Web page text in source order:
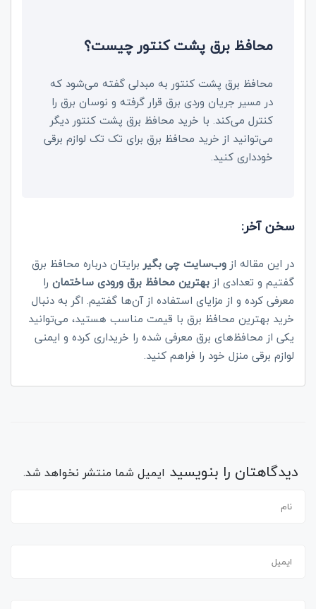
محافظ برق پشت کنتور چیست؟
محافظ برق پشت کنتور به مبدلی گفته می‌شود که
در مسیر جریان وردی برق قرار گرفته و نوسان برق را
کنترل می‌کند. با خرید محافظ برق پشت کنتور دیگر
می‌توانید از خرید محافظ برق برای تک تک لوازم برقی
خودداری کنید.
سخن آخر:
در این مقاله از وب‌سایت چی بگیر برایتان درباره محافظ برق
گفتیم و تعدادی از بهترین محافظ برق ورودی ساختمان را
معرفی کرده و از مزایای استفاده از آن‌ها گفتیم. اگر به دنبال
خرید بهترین محافظ برق با قیمت مناسب هستید، می‌توانید
یکی از محافظ‌های برق معرفی شده را خریداری کرده و ایمنی
لوازم برقی منزل خود را فراهم کنید.
دیدگاهتان را بنویسید ایمیل شما منتشر نخواهد شد.